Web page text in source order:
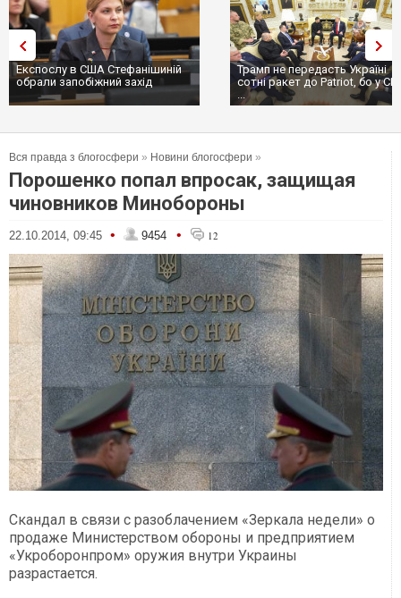
Експослу в США Стефанішиній
обрали запобіжний захід
Трамп не передасть Україні
сотні ракет до Patriot, бо у
...
Вся правда з блогосфери » Новини блогосфери »
Порошенко попал впросак, защищая
чиновников Минобороны
22.10.2014, 09:45 • 9454 • 12
Скандал в связи с разоблачением «Зеркала недели» о
продаже Министерством обороны и предприятием
«Укроборонпром» оружия внутри Украины
разрастается.